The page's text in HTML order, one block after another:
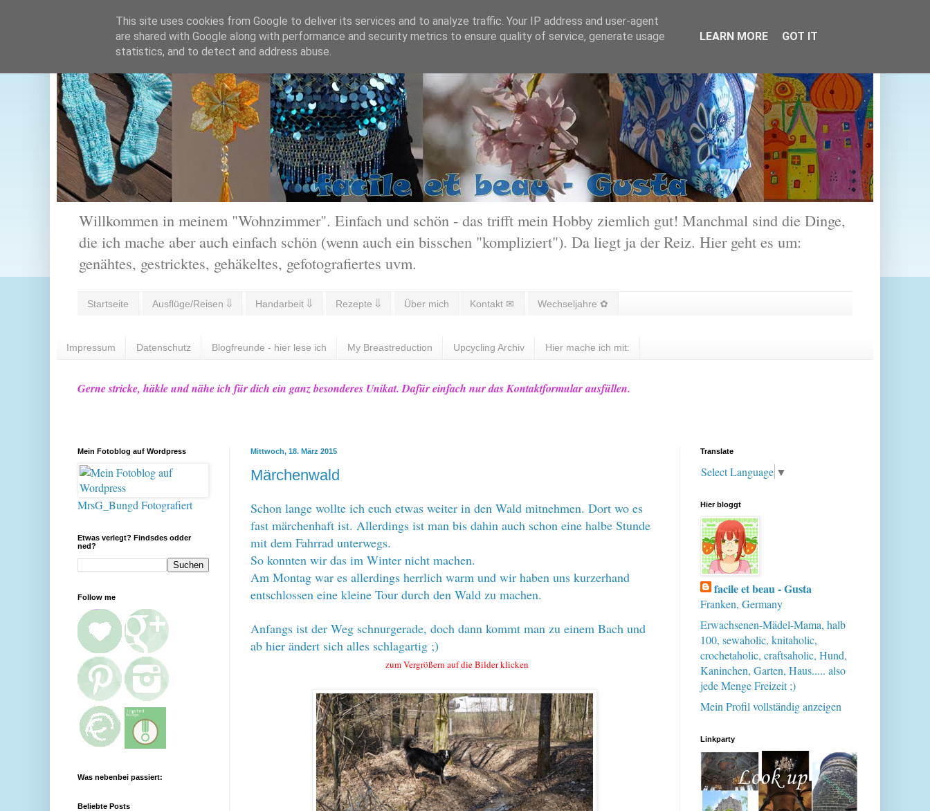
Willkommen in meinem "Wohnzimmer". Einfach und schön - das trifft mein Hobby ziemlich gut! Manchmal sind die Dinge,
die ich mache aber auch einfach schön (wenn auch ein bisschen "kompliziert"). Da liegt ja der Reiz. Hier geht es um:
genähtes, gestricktes, gehäkeltes, gefotografiertes uvm.
Startseite Ausflüge/Reisen ⇓ Handarbeit ⇓ Rezepte ⇓ Über mich Kontakt ✉ Wechseljahre ✿
Impressum Datenschutz Blogfreunde - hier lese ich My Breastreduction Upcycling Archiv Hier mache ich mit:
Gerne stricke, häkle und nähe ich für dich ein ganz besonderes Unikat. Dafür einfach nur das Kontaktformular ausfüllen.
Mittwoch, 18. März 2015
Märchenwald
Schon lange wollte ich euch etwas weiter in den Wald mitnehmen. Dort wo es
fast märchenhaft ist. Allerdings ist man bis dahin auch schon eine halbe Stunde
mit dem Fahrrad unterwegs.
So konnten wir das im Winter nicht machen.
Am Montag war es allerdings herrlich warm und wir haben uns kurzerhand
entschlossen eine kleine Tour durch den Wald zu machen.
Anfangs ist der Weg schnurgerade, doch dann kommt man zu einem Bach und
ab hier ändert sich alles schlagartig ;)
zum Vergrößern auf die Bilder klicken
Mein Fotoblog auf Wordpress
MrsG_Bungd Fotografiert
Etwas verlegt? Findsdes odder
ned?
Follow me
Was nebenbei passiert:
Beliebte Posts
Translate
Select Language ▼
Hier bloggt
facile et beau - Gusta
Franken, Germany
Erwachsenen-Mädel-Mama, halb
100, sewaholic, knitaholic,
crochetaholic, craftsaholic, Hund,
Kaninchen, Garten, Haus..... also
jede Menge Freizeit ;)
Mein Profil vollständig anzeigen
Linkparty
This site uses cookies from Google to deliver its services and to analyze traffic. Your IP address and user-agent
are shared with Google along with performance and security metrics to ensure quality of service, generate usage
statistics, and to detect and address abuse.
LEARN MORE GOT IT